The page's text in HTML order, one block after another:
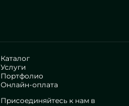
Каталог
Услуги
Портфолио
Онлайн-оплата
Присоединяйтесь к нам в